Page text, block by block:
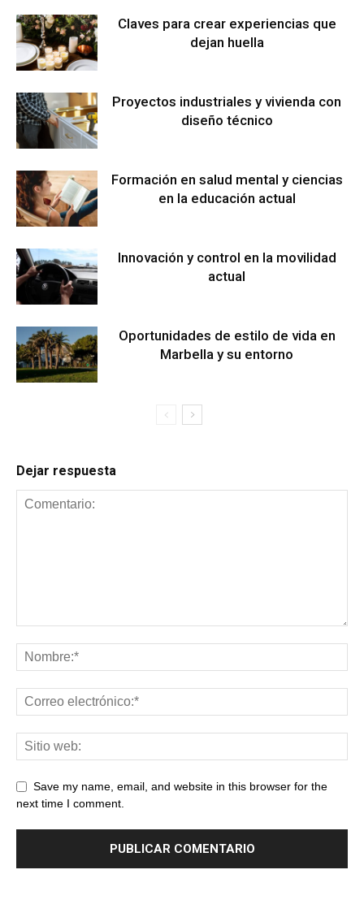
Claves para crear experiencias que
dejan huella
Proyectos industriales y vivienda con
diseño técnico
Formación en salud mental y ciencias
en la educación actual
Innovación y control en la movilidad
actual
Oportunidades de estilo de vida en
Marbella y su entorno
Dejar respuesta
Save my name, email, and website in this browser for the
next time I comment.